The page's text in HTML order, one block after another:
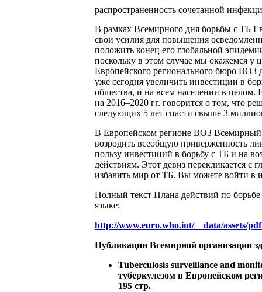
распространенность сочетанной
В рамках Всемирного дня борьбы с ТБ
свои усилия для повышения
положить конец его глобальной
поскольку в этом случае мы окажемся у
Европейского регионального бюро ВОЗ
уже сегодня увеличить инвестиции в
общества, и на всем населении в целом.
на 2016–2020 гг. говорится о том, что
следующих 5 лет спасти свыше 3
В Европейском регионе ВОЗ Всемирный
возродить всеобщую приверженность
пользу инвестиций в борьбу с ТБ и на
действиям. Этот девиз перекликается
избавить мир от ТБ. Вы можете войти
Полный текст Плана действий по
языке:
http://www.euro.who.int/__data/assets/
Публикации Всемирной организации
Tuberculosis surveillance and
туберкулезом в Европейском
195 стр.